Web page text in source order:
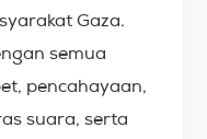
Gaza.
semua
pencahayaan,
suara, serta